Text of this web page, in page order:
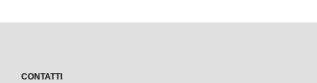
CONTATTI